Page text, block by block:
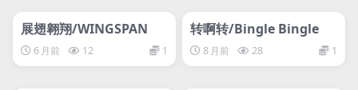
网盘下载游戏
展翅翱翔/WINGSPAN
6 月前 12 1
网盘下载游戏
转啊转/Bingle Bingle
8 月前 28 1